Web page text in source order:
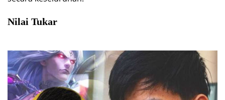
Nilai Tukar